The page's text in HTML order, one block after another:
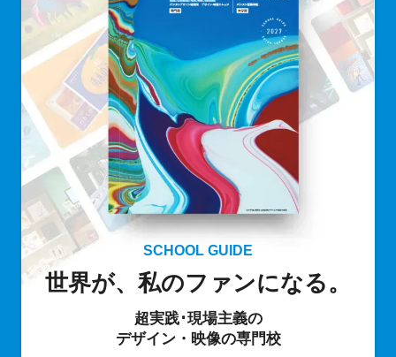
SCHOOL GUIDE
世界が、私のファンになる。
超実践･現場主義の
デザイン・映像の専門校